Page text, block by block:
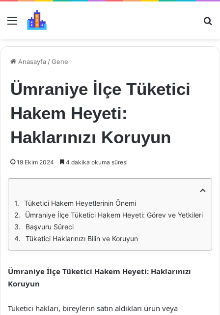
Menü
Anasayfa /Genel
Ümraniye İlçe Tüketici
Hakem Heyeti:
Haklarınızı Koruyun
19 Ekim 2024 4 dakika okuma süresi
Tüketici Hakem Heyetlerinin Önemi
Ümraniye İlçe Tüketici Hakem Heyeti: Görev ve Yetkileri
Başvuru Süreci
Tüketici Haklarınızı Bilin ve Koruyun
Ümraniye İlçe Tüketici Hakem Heyeti: Haklarınızı
Koruyun
Tüketici hakları, bireylerin satın aldıkları ürün veya